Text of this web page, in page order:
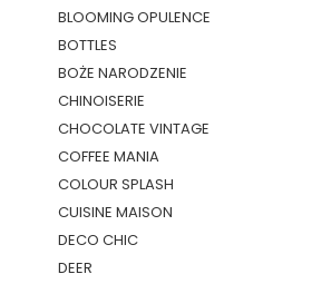
BLOOMING OPULENCE
BOTTLES
BOŻE NARODZENIE
CHINOISERIE
CHOCOLATE VINTAGE
COFFEE MANIA
COLOUR SPLASH
CUISINE MAISON
DECO CHIC
DEER